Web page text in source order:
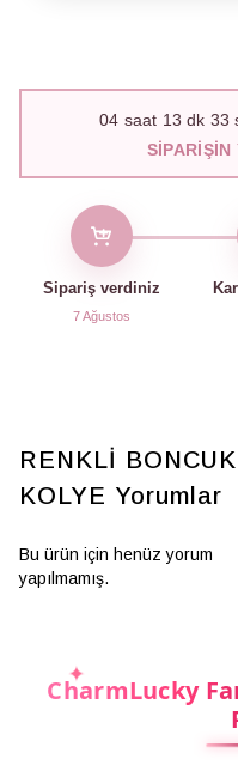
04 saat 13 dk 32
SIPARIŞIN
Sipariş verdiniz
7 Ağustos
RENKLİ
KOLYE Yorumlar
Bu ürün için henüz yorum
yapılmamış.
CharmLucky